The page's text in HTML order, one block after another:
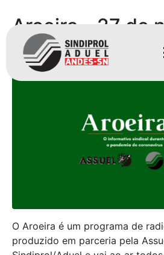
Aroeira – 27 de
de 2021
O Aroeira é um programa de
produzido em parceria pela